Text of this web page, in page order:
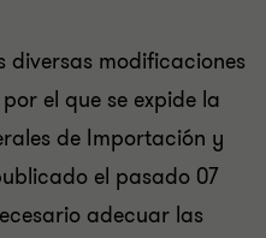
diversas modificaciones
el que se expide la
de Importación y
el pasado 07
adecuar las